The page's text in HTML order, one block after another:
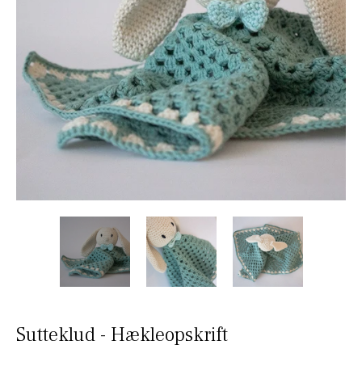
Sutteklud - Hækleopskrift